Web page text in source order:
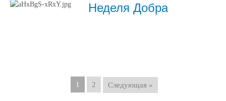
Неделя Добра
1 2 Следующая »